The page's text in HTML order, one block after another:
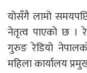
योसँगै लामो
नेतृत्व पाएको छ ।
गुरुङ रेडियो
महिला कार्यालय